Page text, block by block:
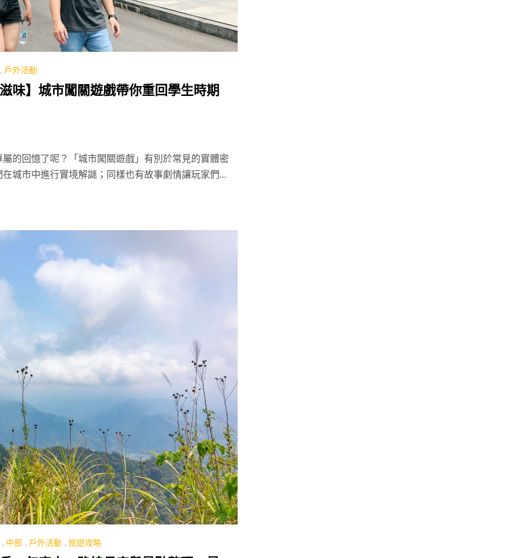
, 戶外活動
味】城市闖關遊戲帶你重回學生時期
的回憶了呢？「城市闖關遊戲」有別於常見的實體密
城市中進行實境解謎；同樣也有故事劇情讓玩家們扮
, 中部 , 戶外活動 , 旅遊攻略